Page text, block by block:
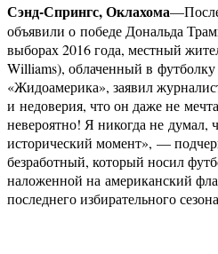
Сэнд-Спрингс, Оклахома—После
объявили о победе Дональда
выборах 2016 года, местный
Williams), облаченный в
«Жидоамерика», заявил
и недоверия, что он даже не
невероятно! Я никогда не думал,
исторический момент», —
безработный, который носил
наложенной на американский
последнего избирательного